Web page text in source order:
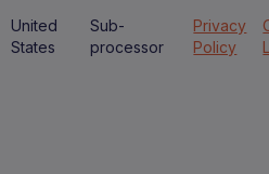
United
States
Sub-
processor
Privacy
Policy